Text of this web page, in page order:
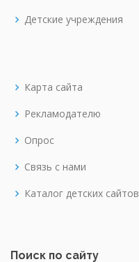
Детские учреждения
Карта сайта
Рекламодателю
Опрос
Связь с нами
Каталог детских сайтов
Поиск по сайту